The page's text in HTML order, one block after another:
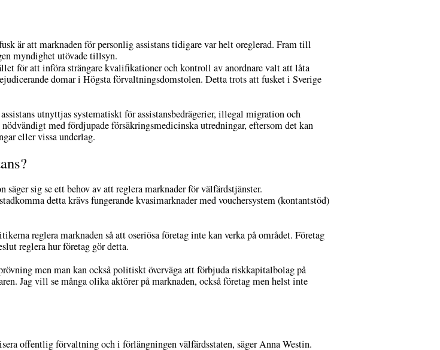
är att marknaden för personlig assistans tidigare var helt oreglerad. Fram till
myndighet utövade tillsyn.
för att införa strängare kvalifikationer och kontroll av anordnare valt att låta
domar i Högsta förvaltningsdomstolen. Detta trots att fusket i Sverige
utnyttjas systematiskt för assistansbedrägerier, illegal migration och
med fördjupade försäkringsmedicinska utredningar, eftersom det kan
eller vissa underlag.
sig se ett behov av att reglera marknader för välfärdstjänster.
detta krävs fungerande kvasimarknader med vouchersystem (kontantstöd)
reglera marknaden så att oseriösa företag inte kan verka på området. Företag
reglera hur företag gör detta.
men man kan också politiskt överväga att förbjuda riskkapitalbolag på
Jag vill se många olika aktörer på marknaden, också företag men helst inte
offentlig förvaltning och i förlängningen välfärdsstaten, säger Anna Westin.